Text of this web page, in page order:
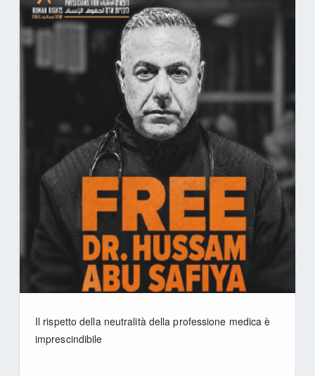
Il rispetto della neutralità della professione medica è
imprescindibile